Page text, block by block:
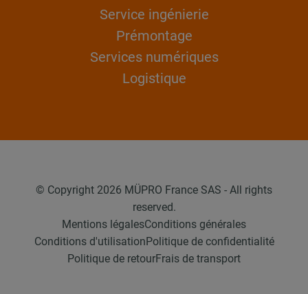
Service ingénierie
Prémontage
Services numériques
Logistique
© Copyright 2026 MÜPRO France SAS - All rights
reserved.
Mentions légalesConditions générales
Conditions d'utilisation Politique de confidentialité
Politique de retourFrais de transport